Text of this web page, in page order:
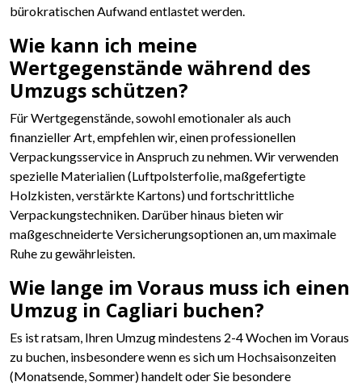
bürokratischen Aufwand entlastet werden.
Wie kann ich meine
Wertgegenstände während des
Umzugs schützen?
Für Wertgegenstände, sowohl emotionaler als auch
finanzieller Art, empfehlen wir, einen professionellen
Verpackungsservice in Anspruch zu nehmen. Wir verwenden
spezielle Materialien (Luftpolsterfolie, maßgefertigte
Holzkisten, verstärkte Kartons) und fortschrittliche
Verpackungstechniken. Darüber hinaus bieten wir
maßgeschneiderte Versicherungsoptionen an, um maximale
Ruhe zu gewährleisten.
Wie lange im Voraus muss ich einen
Umzug in Cagliari buchen?
Es ist ratsam, Ihren Umzug mindestens 2-4 Wochen im Voraus
zu buchen, insbesondere wenn es sich um Hochsaisonzeiten
(Monatsende, Sommer) handelt oder Sie besondere